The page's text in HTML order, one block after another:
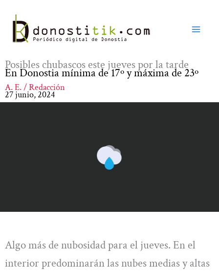
contenido
Posibles chubascos este jueves por la tarde
En Donostia mínima de 17º y máxima de 23º
A. E. / Redacción
27 junio, 2024
Algo más de nubosidad para el jueves. En el
interior predominarán las nubes medias y altas